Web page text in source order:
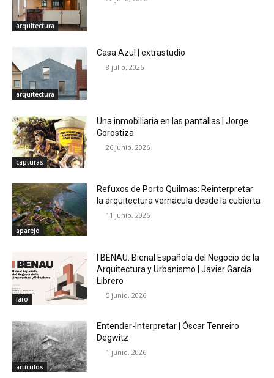
arquitectura
arquitectura
Casa Azul | extrastudio
8 julio, 2026
capturas
Una inmobiliaria en las pantallas | Jorge
Gorostiza
26 junio, 2026
aparejo
Refuxos de Porto Quilmas: Reinterpretar
la arquitectura vernacula desde la cubierta
11 junio, 2026
faro
I BENAU. Bienal Española del Negocio de la
Arquitectura y Urbanismo | Javier García
Librero
5 junio, 2026
artículos
Entender-Interpretar | Óscar Tenreiro
Degwitz
1 junio, 2026